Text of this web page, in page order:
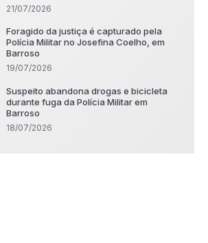
21/07/2026
Foragido da justiça é capturado pela
Polícia Militar no Josefina Coelho, em
Barroso
19/07/2026
Suspeito abandona drogas e bicicleta
durante fuga da Polícia Militar em
Barroso
18/07/2026